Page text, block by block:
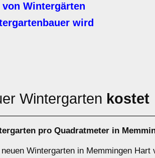
Wintergärten
wird
Wintergarten kostet
pro Quadratmeter in
Wintergarten in Memmingen